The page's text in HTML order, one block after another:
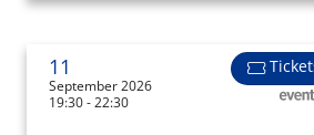
11
September 2026
19:30 - 22:30